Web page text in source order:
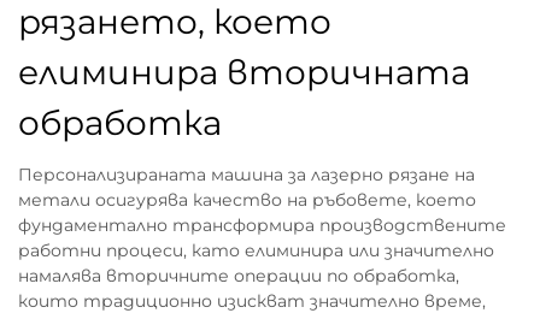
рязането, което
елиминира вторичната
обработка
Персонализираната машина за лазерно рязане на
метали осигурява качество на ръбовете, което
фундаментално трансформира производствените
работни процеси, като елиминира или значително
намалява вторичните операции по обработка,
които традиционно изискват значително време,